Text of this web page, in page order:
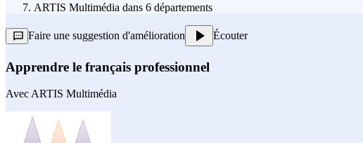
ARTIS Multimédia dans 6 départements
Faire une suggestion d'amélioration Écouter
Apprendre le français professionnel
AvecARTIS Multimédia